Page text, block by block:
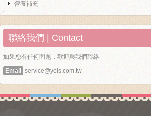
營養補充
聯絡我們 | Contact
如果您有任何問題，歡迎與我們聯絡
Email
service@yois.com.tw